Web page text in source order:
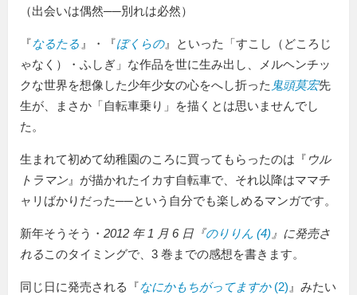
（出会いは偶然──別れは必然）
『なるたる 』・『ぼくらの』といった「すこし（どころじ
ゃなく）・ふしぎ」な作品を世に生み出し、メルヘンチッ
クな世界を想像した少年少女の心をへし折った 鬼頭莫宏先
生が、まさか「自転車乗り」を描くとは思いませんでし
た。
生まれて初めて幼稚園のころに買ってもらったのは『 ウル
トラマン』が描かれたイカす自転車で、それ以降はママチ
ャリばかりだった──という自分でも楽しめるマンガです。
新年そうそう・ 2012 年 1 月 6 日『のりりん (4) 』に発売さ
れるこのタイミングで、3 巻までの感想を書きます。
同じ日に発売される『なにかもちがってますか(2) 』みたい